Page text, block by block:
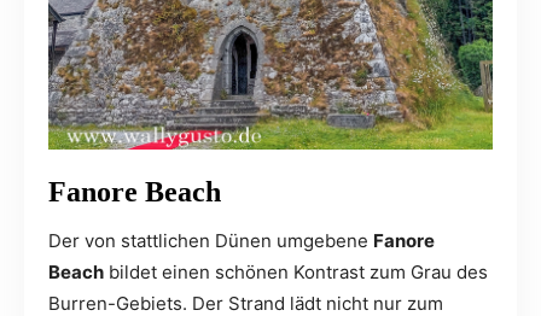
Fanore Beach
Der von stattlichen Dünen umgebene Fanore
Beach bildet einen schönen Kontrast zum Grau des
Burren-Gebiets. Der Strand lädt nicht nur zum